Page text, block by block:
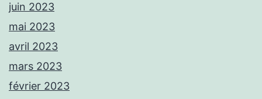
juin 2023
mai 2023
avril 2023
mars 2023
février 2023